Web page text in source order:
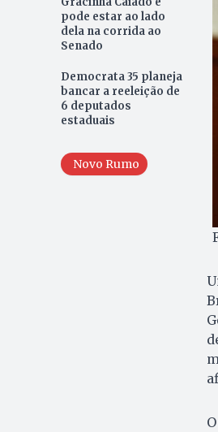
pode estar ao lado
dela na corrida ao
Senado
Democrata 35 planeja
bancar a reeleição de
6 deputados
estaduais
Novo Rumo